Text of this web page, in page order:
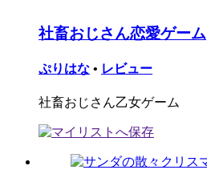
社畜おじさん恋愛ゲーム
ぷりはな • レビュー
社畜おじさん乙女ゲーム